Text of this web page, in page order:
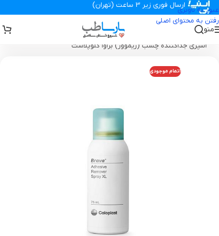
عبور به ناوبری
رفتن به محتوای اصلی
ارسال فوری زیر 3 ساعت (تهران)
منو
تجهیزات پزشکی پارساطب محصولات استومی
اسپری جداکننده چسب (ریموور) براوا کلوپلاست
اتمام موجودی